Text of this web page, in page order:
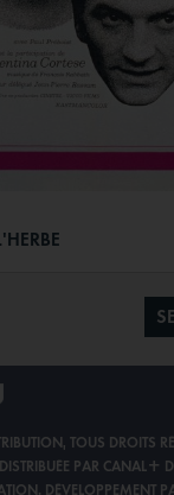
TOUS DROITS
PAR CANAL+
. DÉVELOPPEMENT